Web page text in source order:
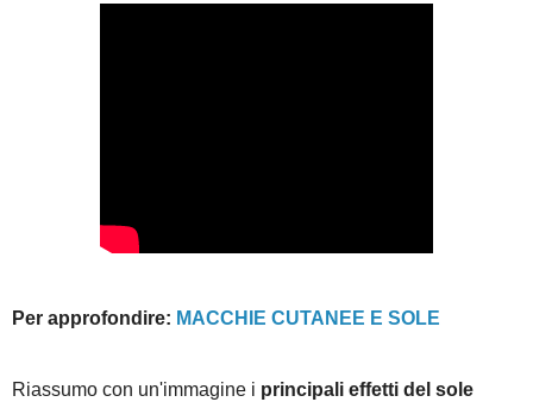
Per approfondire: MACCHIE CUTANEE E SOLE
Riassumo con un'immagine i principali effetti del sole